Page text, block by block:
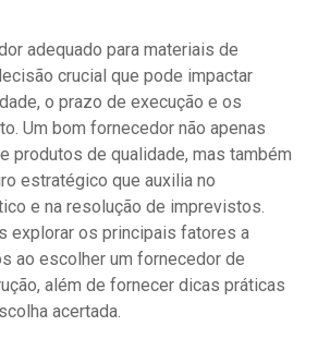
adequado para materiais de
crucial que pode impactar
o prazo de execução e os
Um bom fornecedor não apenas
produtos de qualidade, mas também
estratégico que auxilia no
e na resolução de imprevistos.
explorar os principais fatores a
ao escolher um fornecedor de
além de fornecer dicas práticas
acertada.